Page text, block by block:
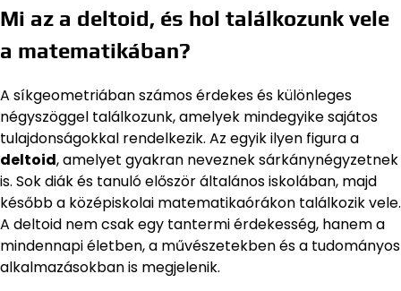
Mi az a deltoid, és hol találkozunk vele
a matematikában?
A síkgeometriában számos érdekes és különleges
négyszöggel találkozunk, amelyek mindegyike sajátos
tulajdonságokkal rendelkezik. Az egyik ilyen figura a
deltoid, amelyet gyakran neveznek sárkánynégyzetnek
is. Sok diák és tanuló először általános iskolában, majd
később a középiskolai matematikaórákon találkozik vele.
A deltoid nem csak egy tantermi érdekesség, hanem a
mindennapi életben, a művészetekben és a tudományos
alkalmazásokban is megjelenik.